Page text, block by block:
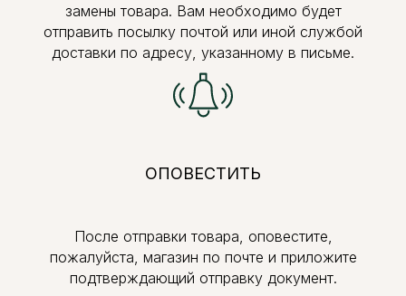
замены товара. Вам необходимо будет
отправить посылку почтой или иной службой
доставки по адресу, указанному в письме.
ОПОВЕСТИТЬ
После отправки товара, оповестите,
пожалуйста, магазин по почте и приложите
подтверждающий отправку документ.